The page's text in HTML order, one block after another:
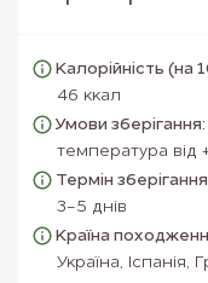
Калорійність (на
46 ккал
Умови зберігання:
температура від
Термін
3-5 днів
Країна
Україна, Іспанія,